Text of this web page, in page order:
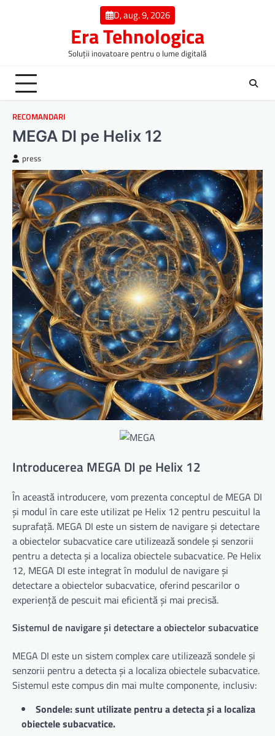
D, aug. 9, 2026
Era Tehnologica
Soluții inovatoare pentru o lume digitală
RECOMANDARI
MEGA DI pe Helix 12
press
Introducerea MEGA DI pe Helix 12
În această introducere, vom prezenta conceptul de MEGA DI
și modul în care este utilizat pe Helix 12 pentru pescuitul la
suprafață. MEGA DI este un sistem de navigare și detectare
a obiectelor subacvatice care utilizează sondele și senzorii
pentru a detecta și a localiza obiectele subacvatice. Pe Helix
12, MEGA DI este integrat în modulul de navigare și
detectare a obiectelor subacvatice, oferind pescarilor o
experiență de pescuit mai eficientă și mai precisă.
Sistemul de navigare și detectare a obiectelor subacvatice
MEGA DI este un sistem complex care utilizează sondele și
senzorii pentru a detecta și a localiza obiectele subacvatice.
Sistemul este compus din mai multe componente, inclusiv:
Sondele: sunt utilizate pentru a detecta și a localiza
obiectele subacvatice.